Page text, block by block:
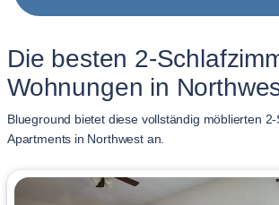
Die besten 2-
Wohnungen in
Blueground bietet diese vollständig möblierten
Apartments in Northwest an.